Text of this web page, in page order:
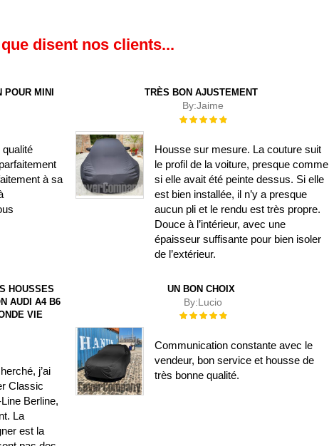
disent nos clients...
MINI
à sa
TRÈS BON AJUSTEMENT
By:Jaime
Évaluation :
Housse sur mesure. La couture suit
le profil de la voiture, presque comme
si elle avait été peinte dessus. Si elle
est bien installée, il n’y a presque
aucun pli et le rendu est très propre.
Douce à l’intérieur, avec une
épaisseur suffisante pour bien isoler
de l’extérieur.
HOUSSES
AUDI A4 B6
VIE
j’ai
Classic
Berline,
La
est la
UN BON CHOIX
By:Lucio
Évaluation :
Communication constante avec le
vendeur, bon service et housse de
très bonne qualité.